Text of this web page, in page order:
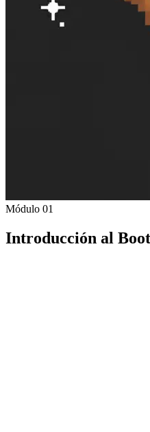
Módulo 01
Introducción al